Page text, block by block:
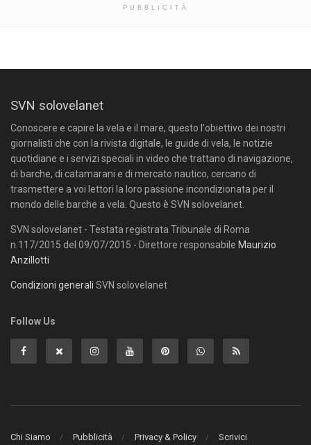
PUBBLICITÀ
SVN solovelanet
Conoscere e capire la vela e il mare, questo l'obiettivo dei nostri
giornalisti che con la rivista digitale, le guide di vela, le notizie
quotidiane e i servizi speciali in video che trattano di navigazione,
di barche, di catamarani e di mercato nautico, cercano di
trasmettere a voi lettori la loro passione incondizionata per il
mondo delle barche a vela. Questo è SVN solovelanet.
SVN solovelanet - Testata registrata Tribunale di Roma
n.117/2015 del 09/07/2015 - Direttore responsabile Maurizio
Anzillotti
Condizioni generali SVN solovelanet
Follow Us
Chi Siamo Pubblicità Privacy & Policy Scrivici